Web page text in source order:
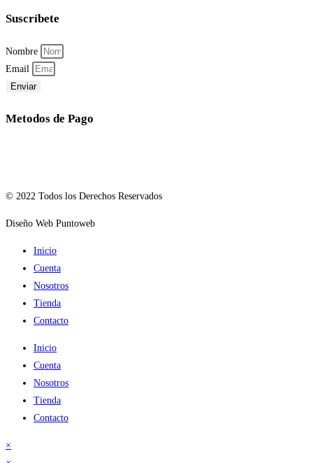
Suscríbete
Nombre
Email
Enviar
Metodos de Pago
© 2022 Todos los Derechos Reservados
Diseño Web Puntoweb
Inicio
Cuenta
Nosotros
Tienda
Contacto
Inicio
Cuenta
Nosotros
Tienda
Contacto
×